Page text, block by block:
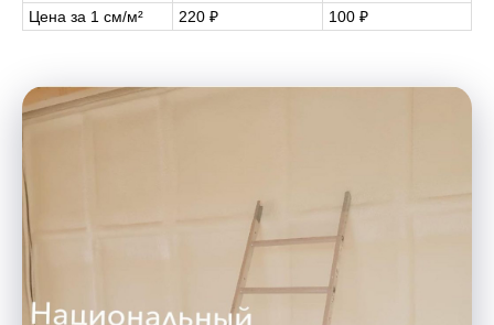
Цена за 1 см/м² 220 ₽ 100 ₽